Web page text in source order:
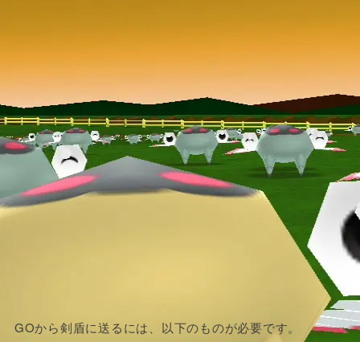
GOから剣盾に送るには、以下のものが必要です。